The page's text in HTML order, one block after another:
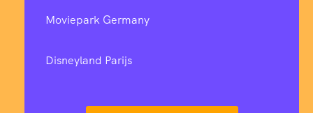
Moviepark Germany
Disneyland Parijs